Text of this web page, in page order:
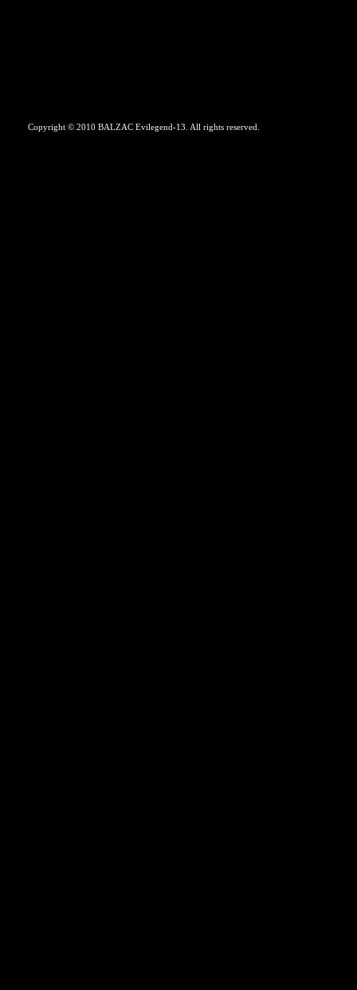
Copyright © 2010 BALZAC Evilegend-13. All rights reserved.